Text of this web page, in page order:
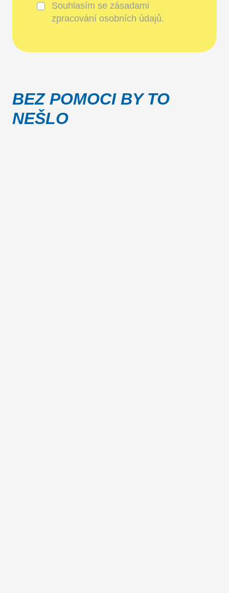
Souhlasím se zásadami
zpracování osobních údajů.
BEZ POMOCI BY TO
NEŠLO